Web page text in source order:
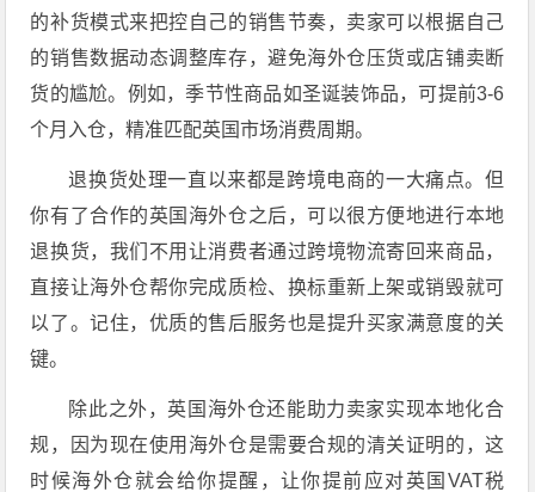
的补货模式来把控自己的销售节奏，卖家可以根据自己
的销售数据动态调整库存，避免海外仓压货或店铺卖断
货的尴尬。例如，季节性商品如圣诞装饰品，可提前3-6
个月入仓，精准匹配英国市场消费周期。
退换货处理一直以来都是跨境电商的一大痛点。但
你有了合作的英国海外仓之后，可以很方便地进行本地
退换货，我们不用让消费者通过跨境物流寄回来商品，
直接让海外仓帮你完成质检、换标重新上架或销毁就可
以了。记住，优质的售后服务也是提升买家满意度的关
键。
除此之外，英国海外仓还能助力卖家实现本地化合
规，因为现在使用海外仓是需要合规的清关证明的，这
时候海外仓就会给你提醒，让你提前应对英国VAT税